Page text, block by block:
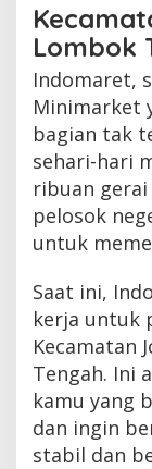
Lombok
Indomaret,
Minimarket
bagian tak
sehari-hari
ribuan
pelosok
untuk
Saat ini,
kerja untuk
Kecamatan
Tengah. Ini
kamu yang
dan ingin
stabil dan